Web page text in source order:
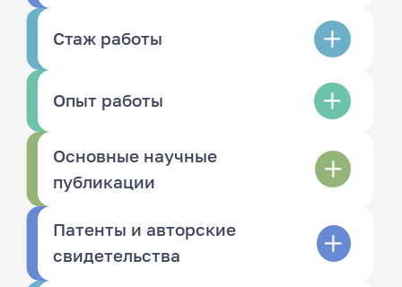
Стаж работы
Опыт работы
Основные научные
публикации
Патенты и авторские
свидетельства